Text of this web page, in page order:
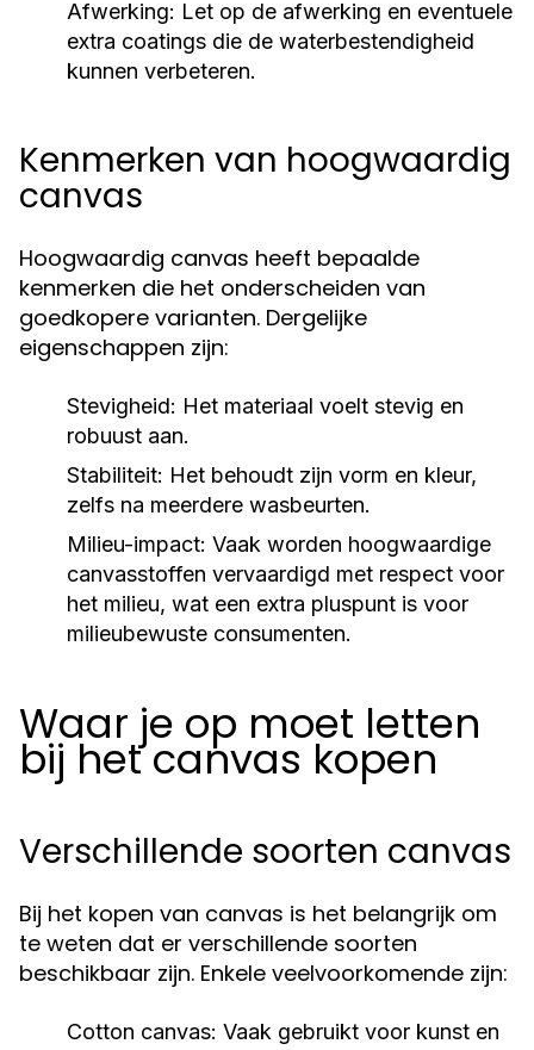
Afwerking: Let op de afwerking en eventuele
extra coatings die de waterbestendigheid
kunnen verbeteren.
Kenmerken van hoogwaardig
canvas
Hoogwaardig canvas heeft bepaalde
kenmerken die het onderscheiden van
goedkopere varianten. Dergelijke
eigenschappen zijn:
Stevigheid: Het materiaal voelt stevig en
robuust aan.
Stabiliteit: Het behoudt zijn vorm en kleur,
zelfs na meerdere wasbeurten.
Milieu-impact: Vaak worden hoogwaardige
canvasstoffen vervaardigd met respect voor
het milieu, wat een extra pluspunt is voor
milieubewuste consumenten.
Waar je op moet letten
bij het canvas kopen
Verschillende soorten canvas
Bij het kopen van canvas is het belangrijk om
te weten dat er verschillende soorten
beschikbaar zijn. Enkele veelvoorkomende zijn:
Cotton canvas: Vaak gebruikt voor kunst en